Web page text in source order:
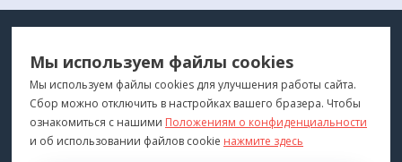
ДЛЯ ВАС
"Медтехника для Вас"©2026
ПОКУПАТЕЛЯМ
Каталог
КОНТАКТЫ
г. Владивосток
Мы используем файлы cookies
Мы используем файлы cookies для улучшения работы сайта.
Сбор можно отключить в настройках вашего бразера. Чтобы
ознакомиться с нашими Положениям о конфиденциальности
и об использовании файлов cookie нажмите здесь